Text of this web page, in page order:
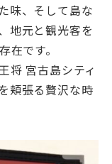
味、そして島な
地元と観光客を
在です。
将 宮古島シティ
頬張る贅沢な時